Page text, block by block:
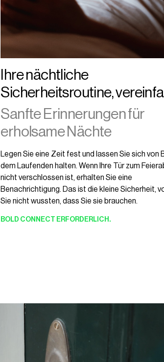
Ihre nächtliche
Sicherheitsroutine,
Sanfte Erinnerungen für
erholsame Nächte
Legen Sie eine Zeit fest und lassen Sie sich von
dem Laufenden halten. Wenn Ihre Tür zum
nicht verschlossen ist, erhalten Sie eine
Benachrichtigung. Das ist die kleine Sicherheit,
Sie nicht wussten, dass Sie sie brauchen.
BOLD CONNECT ERFORDERLICH.